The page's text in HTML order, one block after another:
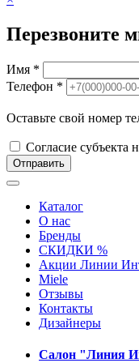
Перезвоните
Имя *
Телефон *
Оставьте свой номер
Согласие субъекта
Отправить
Каталог
О нас
Бренды
СКИДКИ %
Акции Линии
Miele
Отзывы
Контакты
Дизайнеры
Салон "Линия